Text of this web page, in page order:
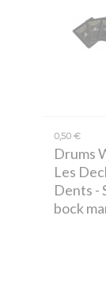
0,50 €
Drums
Les
Dents -
bock